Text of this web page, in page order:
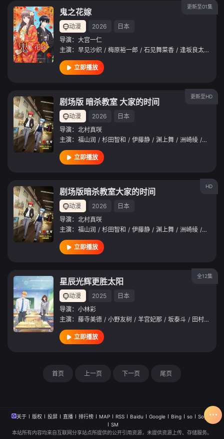
更新至01集
鬼之花嫁
动漫 2026
日本
导演： 大宫一仁
主演： 早见沙织 / 梅原裕一郎 / 石见舞菜香 / 逢坂良太 /
立即播放
更新至HD
剧场版 暗杀教室 大家的时间
动漫 2026
日本
导演： 北村真咲
主演： 福山润 / 杉田智和 / 伊藤静 / 渊上舞 / 洲崎绫 / 冈本信
立即播放
HD
剧场版暗杀教室大家的时间
动漫 2026
日本
导演： 北村真咲
主演： 福山润 / 杉田智和 / 伊藤静 / 渊上舞 / 洲崎绫 / 冈本信
立即播放
全12集
星辰光辉更胜太阳
动漫 2025
日本
导演： 小林彩
主演： 藤寺美德 / 小野友树 / 羊宫妃那 / 坂泰斗 / 田村睦心
立即播放
首页 上一页 下一页 尾页
关于 版权 投屏 直播 排行榜 MAP RSS Baidu Google Bing so
Sogou
SM
本站所有内容均来自互联网分享站点所提供的公开引用资源，未提供资源上传、存储服务。